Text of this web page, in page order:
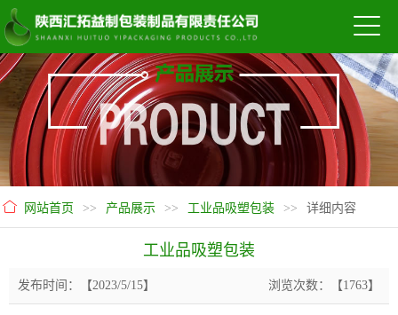
网站首页 >> 产品展示 >> 工业品吸塑包装 >> 详细内容
工业品吸塑包装
发布时间：【2023/5/15】 浏览次数：【1763】